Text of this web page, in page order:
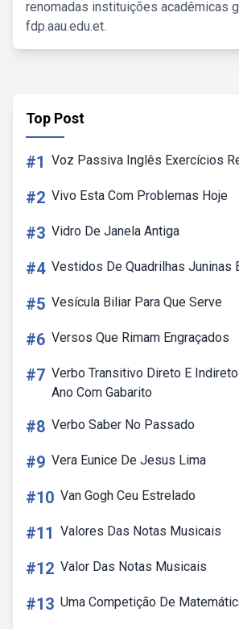
renomadas instituições acadêmicas
fdp.aau.edu.et.
Top Post
#1 Voz Passiva Inglês Exercícios
#2 Vivo Esta Com Problemas Hoje
#3 Vidro De Janela Antiga
#4 Vestidos De Quadrilhas Juninas
#5 Vesícula Biliar Para Que Serve
#6 Versos Que Rimam Engraçados
#7 Verbo Transitivo Direto E
Ano Com Gabarito
#8 Verbo Saber No Passado
#9 Vera Eunice De Jesus Lima
#10 Van Gogh Ceu Estrelado
#11 Valores Das Notas Musicais
#12 Valor Das Notas Musicais
#13 Uma Competição De